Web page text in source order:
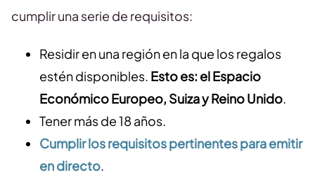
cumplir una serie de requisitos:
Residir en una región en la que los regalos
estén disponibles. Esto es: el Espacio
Económico Europeo, Suiza y Reino Unido.
Tener más de 18 años.
Cumplir los requisitos pertinentes para emitir
en directo.